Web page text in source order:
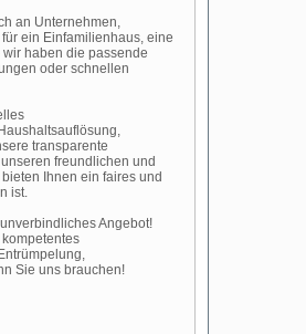
an Unternehmen,
ein Einfamilienhaus, eine
haben die passende
oder schnellen
transparente
freundlichen und
Ihnen ein faires und
ist.
Angebot!
Sie uns brauchen!